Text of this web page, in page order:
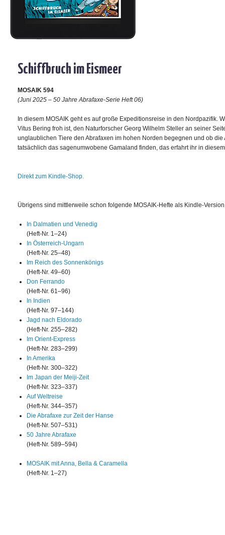
Schiffbruch im Eismeer
MOSAIK 594
(Juni 2025 – 50 Jahre Abrafaxe-Serie Heft 06)
In diesem MOSAIK geht es auf große Expeditionsreise in den Nordpazifik.
Vitus Bering froh ist, den Naturforscher Georg Wilhelm Steller an seiner
unglaublichen Tiere den Abrafaxen im hohen Norden begegnen und ob die
tatsächlich das sagenumwobene Gamaland finden, das erfahrt ihr in
Direkt zum Kindle-Shop.
Übrigens sind mittlerweile schon folgende MOSAIK-Hefte als Kindle-
In Dalmatien und Venedig
(Heft-Nr. 1–24)
In Österreich-Ungarn
(Heft-Nr. 25–48)
Im Reich des Sonnenkönigs
(Heft-Nr. 49–60)
Don Ferrando
(Heft-Nr. 61–96)
In Indien
(Heft-Nr. 97–144)
Jagd nach Eldorado
(Heft-Nr. 255–282)
Im Orient-Express
(Heft-Nr. 283–299)
In Amerika
(Heft-Nr. 300–322)
Im Japan der Meiji-Zeit
(Heft-Nr. 323–337)
Auf Weltreise
(Heft-Nr. 344–357)
Die Abrafaxe zur Zeit der Hanse
(Heft-Nr. 507–531)
50 Jahre Abrafaxe
(Heft-Nr. 589–594)
MOSAIK mit Anna, Bella & Caramella
(Heft-Nr. 1–27)